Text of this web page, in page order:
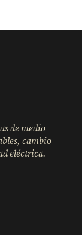
de medio
cambio
eléctrica.